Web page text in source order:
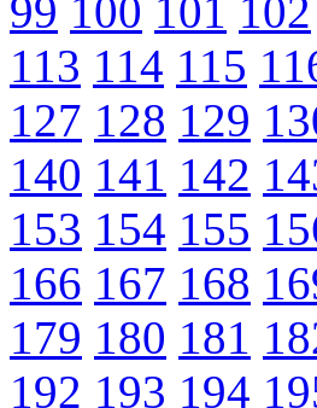
99 100 101 102
113 114 115
127 128 129
140 141 142
153 154 155
166 167 168
179 180 181
192 193 194